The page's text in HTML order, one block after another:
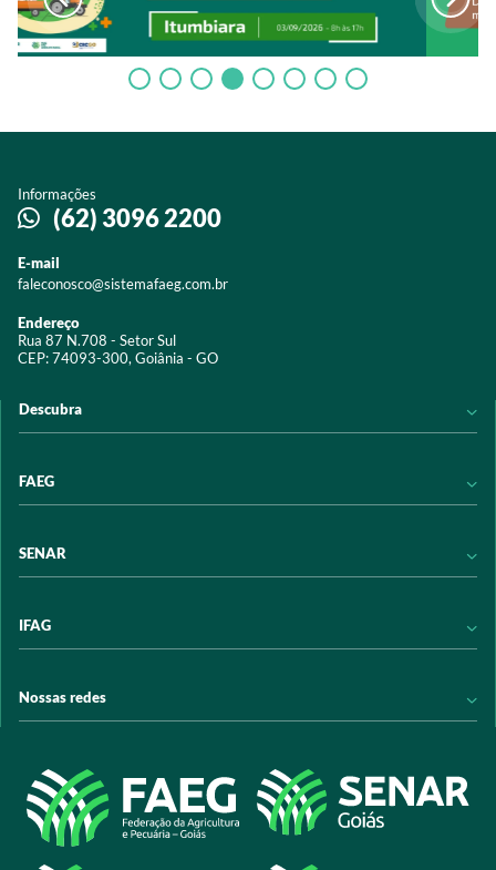
Informações
(62) 3096 2200
E-mail
faleconosco@sistemafaeg.com.br
Endereço
Rua 87 N.708 - Setor Sul
CEP: 74093-300, Goiânia - GO
Descubra
Acervo digital
Programas e Serviços
Trabalhe conosco
FAEG
Transparência
SENAR
Transparência
Arrecadação
IFAG
Programas e Serviços
Acesso à Informação
Nossas redes
@sistemafaeg
/SistemaFaeg